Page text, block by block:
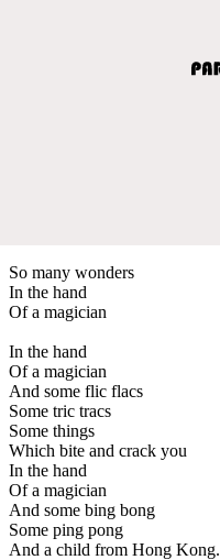
So many wonders
In the hand
Of a magician
In the hand
Of a magician
And some flic flacs
Some tric tracs
Some things
Which bite and crack you
In the hand
Of a magician
And some bing bong
Some ping pong
And a child from Hong Kong.